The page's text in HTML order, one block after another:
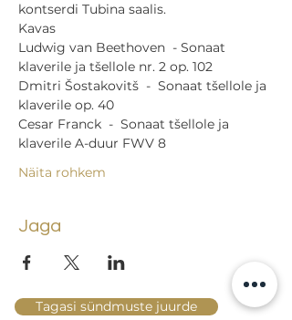
kontserdi Tubina saalis.
Kavas
Ludwig van Beethoven  - Sonaat
klaverile ja tšellole nr. 2 op. 102
Dmitri Šostakovitš  -  Sonaat tšellole ja
klaverile op. 40
Cesar Franck  -  Sonaat tšellole ja
klaverile A-duur FWV 8
Näita rohkem
Jaga
Tagasi sündmuste juurde